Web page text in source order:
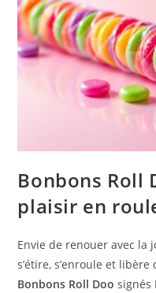
Bonbons Roll
plaisir en
Envie de renouer avec la
s’étire, s’enroule et
Bonbons Roll Doo signés